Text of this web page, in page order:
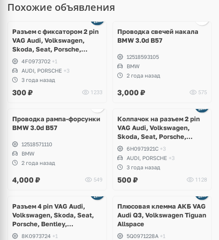
Похожие объявления
Разъем с фиксатором 2 pin
VAG Audi, Volkswagen,
Skoda, Seat, Porsche,
Bentley, Lamborghini
4F0973702 +1
AUDI, PORSCHE +3
3 года назад
300 ₽ 1233
Проводка свечей накала
BMW 3.0d B57
12518593105
BMW
2 года назад
3,000 ₽ 575
Проводка рампа-форсунки
BMW 3.0d B57
12518571110
BMW
2 года назад
4,000 ₽ 549
Колпачок на разъем 2 pin
VAG Audi, Volkswagen,
Skoda, Seat, Porsche,
Bentley, Lamborghini
6H0971921C +3
AUDI, PORSCHE +3
3 года назад
500 ₽ 1128
Разъем 4 pin VAG Audi,
Volkswagen, Skoda, Seat,
Porsche, Bentley,
Lamborghini
8K0973724 +1
Плюсовая клемма АКБ VAG
Audi Q3, Volkswagen Tiguan
Allspace
5Q0971228A +1